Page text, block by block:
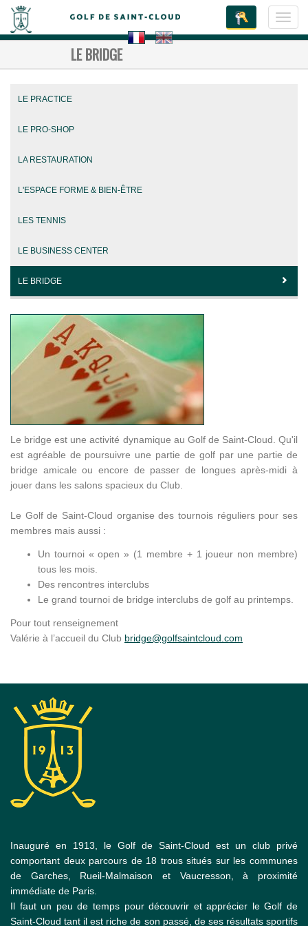
LE BRIDGE
LE PRACTICE
LE PRO-SHOP
LA RESTAURATION
L'ESPACE FORME & BIEN-ÊTRE
LES TENNIS
LE BUSINESS CENTER
LE BRIDGE
Le bridge est une activité dynamique au Golf de Saint-Cloud. Qu'il
est agréable de poursuivre une partie de golf par une partie de
bridge amicale ou encore de passer de longues après-midi à
jouer dans les salons spacieux du Club.
Le Golf de Saint-Cloud organise des tournois réguliers pour ses
membres mais aussi :
Un tournoi « open » (1 membre + 1 joueur non membre)
tous les mois.
Des rencontres interclubs
Le grand tournoi de bridge interclubs de golf au printemps.
Pour tout renseignement
Valérie à l’accueil du Club bridge@golfsaintcloud.com
Inauguré en 1913, le Golf de Saint-Cloud est un club privé
comportant deux parcours de 18 trous situés sur les communes
de Garches, Rueil-Malmaison et Vaucresson, à proximité
immédiate de Paris.
Il faut un peu de temps pour découvrir et apprécier le Golf de
Saint-Cloud tant il est riche de son passé, de ses résultats sportifs